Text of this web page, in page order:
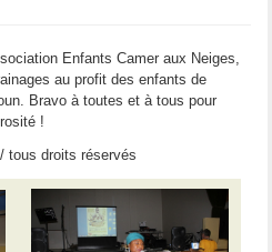
Enfants Camer aux Neiges,
au profit des enfants de
Bravo à toutes et à tous pour
!
tous droits réservés